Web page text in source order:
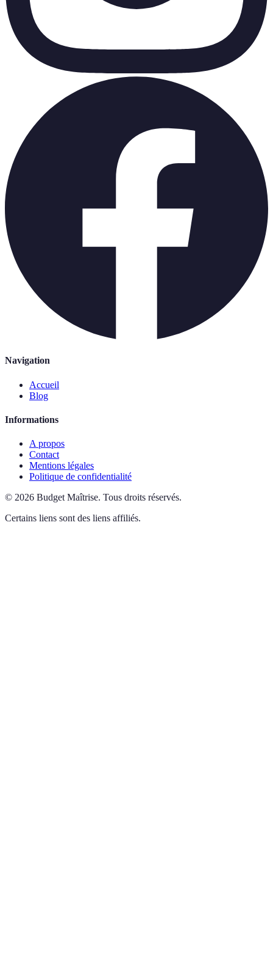
Navigation
Accueil
Blog
Informations
A propos
Contact
Mentions légales
Politique de confidentialité
© 2026 Budget Maîtrise. Tous droits réservés.
Certains liens sont des liens affiliés.